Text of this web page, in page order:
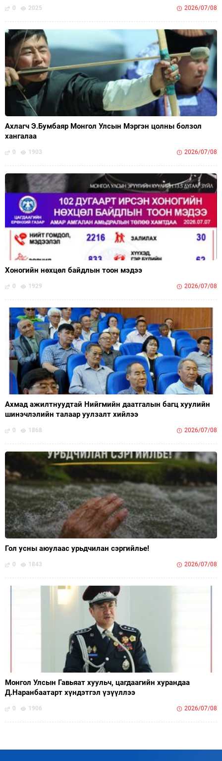
0 2025 2026/07/08
Ахлагч Э.Бумбаяр Монгол Улсын Мэргэн цолны болзол
хангалаа
0 1903 2026/07/08
Хоногийн нөхцөл байдлын тоон мэдээ
0 1929 2026/07/08
Ахмад ажилтнуудтай Нийгмийн даатгалын багц хуулийн
шинэчлэлийн талаар уулзалт хийлээ
0 1868 2026/07/08
Гол усны аюулаас урьдчилан сэргийлье!
0 1843 2026/07/08
Монгол Улсын Гавьяат хуульч, цагдаагийн хурандаа
Д.Наранбаатарт хүндэтгэл үзүүллээ
0 1906 2026/07/08